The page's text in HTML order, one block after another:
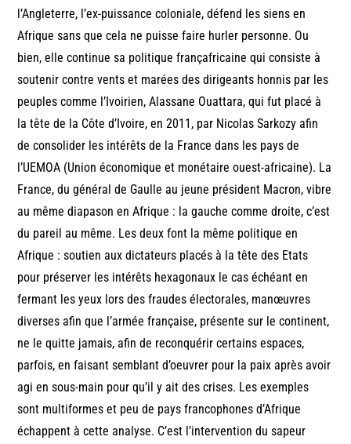
l’Angleterre, l’ex-puissance coloniale, défend les siens en
Afrique sans que cela ne puisse faire hurler personne. Ou
bien, elle continue sa politique françafricaine qui consiste à
soutenir contre vents et marées des dirigeants honnis par les
peuples comme l’Ivoirien, Alassane Ouattara, qui fut placé à
la tête de la Côte d’Ivoire, en 2011, par Nicolas Sarkozy afin
de consolider les intérêts de la France dans les pays de
l’UEMOA (Union économique et monétaire ouest-africaine). La
France, du général de Gaulle au jeune président Macron, vibre
au même diapason en Afrique : la gauche comme droite, c’est
du pareil au même. Les deux font la même politique en
Afrique : soutien aux dictateurs placés à la tête des Etats
pour préserver les intérêts hexagonaux le cas échéant en
fermant les yeux lors des fraudes électorales, manœuvres
diverses afin que l’armée française, présente sur le continent,
ne le quitte jamais, afin de reconquérir certains espaces,
parfois, en faisant semblant d’oeuvrer pour la paix après avoir
agi en sous-main pour qu’il y ait des crises. Les exemples
sont multiformes et peu de pays francophones d’Afrique
échappent à cette analyse. C’est l’intervention du sapeur